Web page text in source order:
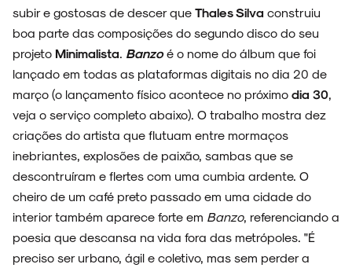
subir e gostosas de descer que Thales Silva construiu
boa parte das composições do segundo disco do seu
projeto Minimalista Banzoé o nome do álbum que foi
lançado em todas as plataformas digitais no dia 20 de
março (o lançamento físico acontece no próximo dia 30
veja o serviço completo abaixo). O trabalho mostra dez
criações do artista que flutuam entre mormaços
inebriantes, explosões de paixão, sambas que se
descontruíram e flertes com uma cumbia ardente. O
cheiro de um café preto passado em uma cidade do
interior também aparece forte em Banzo, referenciando a
poesia que descansa na vida fora das metrópoles. "É
preciso ser urbano, ágil e coletivo, mas sem perder a